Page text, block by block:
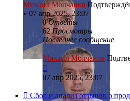
Михаил Молчанов
» 07 апр 2025, 23:07
0Ответы
62Просмотры
Последнее сообщение
Михаил Молчанов
07 апр 2025, 23:07
Сбор и анализ отзывов о